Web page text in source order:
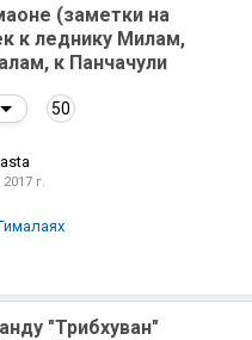
(заметки на
к леднику Милам,
к Панчачули
50
г.
"Трибхуван"